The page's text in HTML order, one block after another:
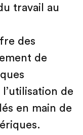
travail au
des
de
de
en main de